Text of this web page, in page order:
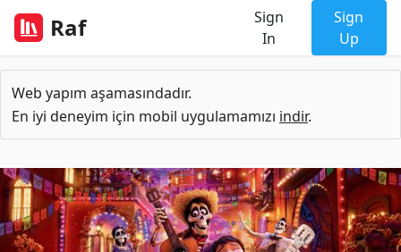
Raf
Sign
In
Sign
Up
Web yapım aşamasındadır.
En iyi deneyim için mobil uygulamamızı indir.